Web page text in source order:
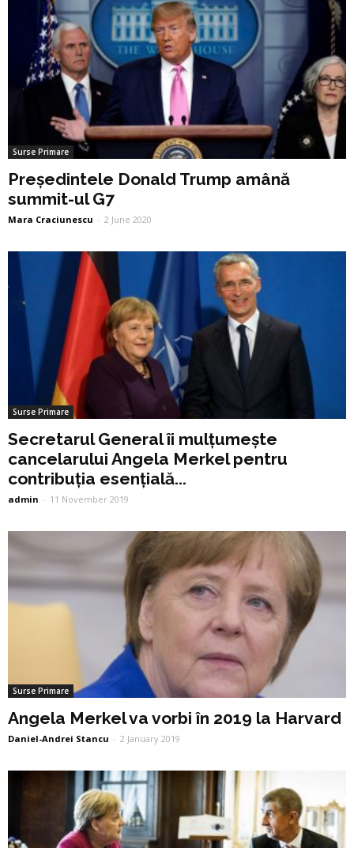
Surse Primare
Președintele Donald Trump amână
summit-ul G7
Mara Craciunescu - 2 June 2020
Surse Primare
Secretarul General îi mulțumește
cancelarului Angela Merkel pentru
contribuția esențială...
admin - 11 November 2019
Surse Primare
Angela Merkel va vorbi în 2019 la Harvard
Daniel-Andrei Stancu - 2 January 2019